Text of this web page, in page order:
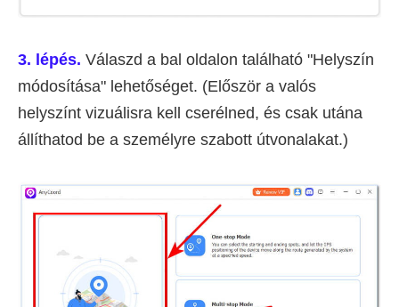
3. lépés. Válaszd a bal oldalon található "Helyszín
módosítása" lehetőséget. (Először a valós
helyszínt vizuálisra kell cserélned, és csak utána
állíthatod be a személyre szabott útvonalakat.)